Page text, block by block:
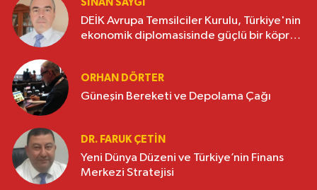
SINAN SAYGI
DEİK Avrupa Temsilciler Kurulu, Türkiye'nin
ekonomik diplomasisinde güçlü bir köprü
ORHAN DÖRTER
Güneşin Bereketi ve Depolama Çağı
DR. FARUK ÇETİN
Yeni Dünya Düzeni ve Türkiye’nin Finans
Merkezi Stratejisi